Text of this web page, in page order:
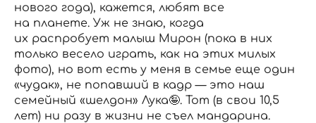
нового года), кажется, любят все
на планете. Уж не знаю, когда
их распробует малыш Мирон (пока в них
только весело играть, как на этих милых
фото), но вот есть у меня в семье еще один
«чудак», не попавший в кадр — это наш
семейный «шелдон» Лука🤪. Тот (в свои 10,5
лет) ни разу в жизни не съел мандарина.